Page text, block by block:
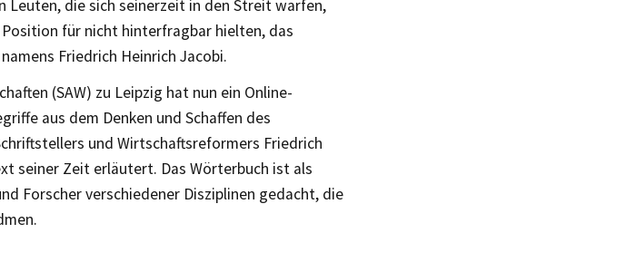
Leuten, die sich seinerzeit in den Streit warfen,
für nicht hinterfragbar hielten, das
Friedrich Heinrich Jacobi.
(SAW) zu Leipzig hat nun ein Online-
aus dem Denken und Schaffen des
und Wirtschaftsreformers Friedrich
seiner Zeit erläutert. Das Wörterbuch ist als
Forscher verschiedener Disziplinen gedacht, die